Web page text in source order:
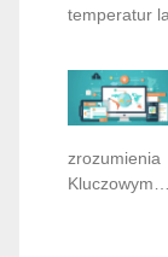
temperatur
Kluczowym…